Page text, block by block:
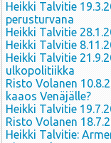
Heikki Talvitie
perusturvana
Heikki Talvitie
Heikki Talvitie
Heikki Talvitie
ulkopolitiikka
Risto Volanen
kaaos Venäjälle?
Heikki Talvitie
Risto Volanen
Heikki Talvitie: